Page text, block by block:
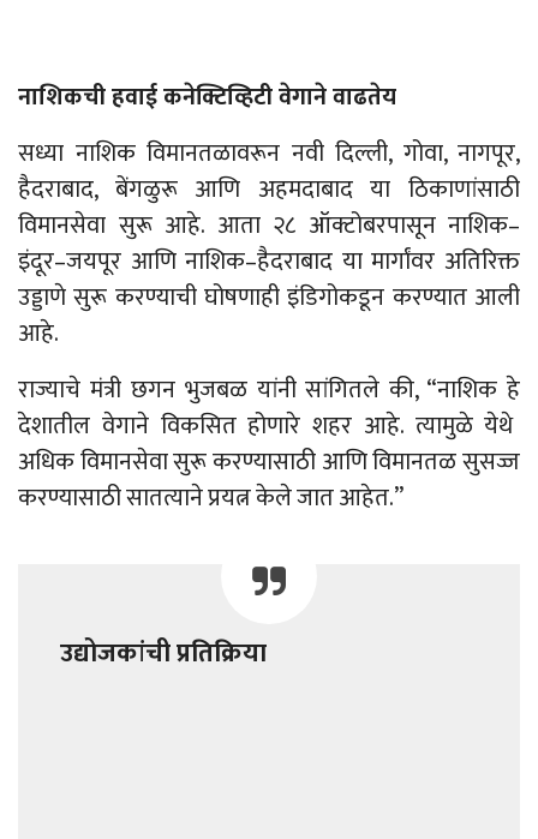
नाशिकची हवाई कनेक्टिव्हिटी वेगाने वाढतेय
सध्या नाशिक विमानतळावरून नवी दिल्ली, गोवा, नागपूर,
हैदराबाद, बेंगळुरू आणि अहमदाबाद या ठिकाणांसाठी
विमानसेवा सुरू आहे. आता २८ ऑक्टोबरपासून नाशिक–
इंदूर–जयपूर आणि नाशिक–हैदराबाद या मार्गांवर अतिरिक्त
उड्डाणे सुरू करण्याची घोषणाही इंडिगोकडून करण्यातआली
आहे.
राज्याचे मंत्री छगन भुजबळ यांनी सांगितले की, “नाशिक हे
देशातील वेगाने विकसित होणारे शहर आहे. त्यामुळे येथे
अधिक विमानसेवा सुरू करण्यासाठी आणि विमानतळ सुसज्ज
करण्यासाठी सातत्याने प्रयत्न केले जात आहेत.”
उद्योजकांची प्रतिक्रिया